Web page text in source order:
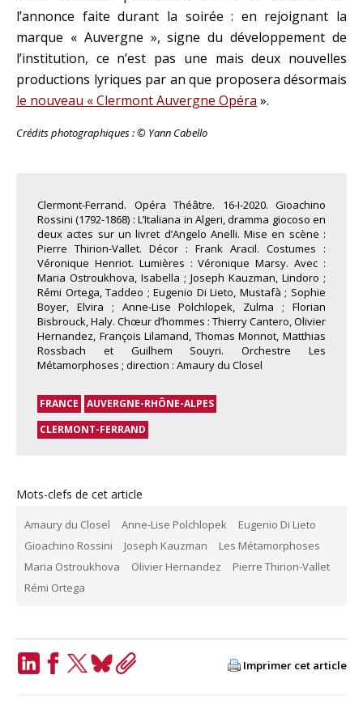
l’annonce faite durant la soirée : en rejoignant la
marque « Auvergne », signe du développement de
l’institution, ce n’est pas une mais deux nouvelles
productions lyriques par an que proposera désormais
le nouveau « Clermont Auvergne Opéra ».
Crédits photographiques : © Yann Cabello
Clermont-Ferrand. Opéra Théâtre. 16-I-2020. Gioachino
Rossini (1792-1868) : L’Italiana in Algeri, dramma giocoso en
deux actes sur un livret d’Angelo Anelli. Mise en scène :
Pierre Thirion-Vallet. Décor : Frank Aracil. Costumes :
Véronique Henriot. Lumières : Véronique Marsy. Avec :
Maria Ostroukhova, Isabella ; Joseph Kauzman, Lindoro ;
Rémi Ortega, Taddeo ; Eugenio Di Lieto, Mustafà ; Sophie
Boyer, Elvira ; Anne-Lise Polchlopek, Zulma ; Florian
Bisbrouck, Haly. Chœur d’hommes : Thierry Cantero, Olivier
Hernandez, François Lilamand, Thomas Monnot, Matthias
Rossbach et Guilhem Souyri. Orchestre Les
Métamorphoses ; direction : Amaury du Closel
FRANCE
AUVERGNE-RHÔNE-ALPES
CLERMONT-FERRAND
Mots-clefs de cet article
Amaury du Closel Anne-Lise Polchlopek
Eugenio Di Lieto
Gioachino Rossini
Joseph Kauzman
Les Métamorphoses
Maria Ostroukhova
Olivier Hernandez
Pierre Thirion-Vallet
Rémi Ortega
Imprimer cet article